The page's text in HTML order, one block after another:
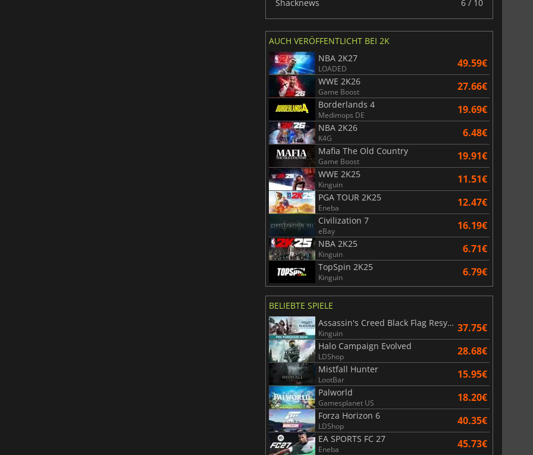
Shacknews
6 / 10
AUCH VERÖFFENTLICHT BEI 2K
NBA 2K27
LOADED 49.59€
WWE 2K26
Game Boost 27.66€
Borderlands 4
Medimops DE 19.69€
NBA 2K26
K4G 6.48€
Mafia The Old Country
Game Boost 19.91€
WWE 2K25
Kinguin 11.51€
PGA TOUR 2K25
Eneba 12.47€
Civilization 7
eBay 16.19€
NBA 2K25
Kinguin 6.71€
TopSpin 2K25
Kinguin 6.79€
BELIEBTE SPIELE
Assassin's Creed Black Flag Resynced
Kinguin 37.75€
Halo Campaign Evolved
LDShop 28.68€
Mistfall Hunter
LootBar 15.95€
Palworld
Gamesplanet US 18.20€
Forza Horizon 6
LDShop 40.35€
EA SPORTS FC 27
Eneba 45.73€